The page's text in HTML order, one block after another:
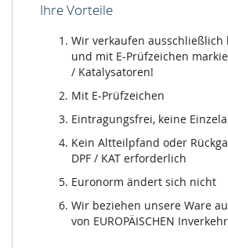
Ihre Vorteile
Wir verkaufen ausschließlich
und mit E-Prüfzeichen
/ Katalysatoren!
Mit E-Prüfzeichen
Eintragungsfrei, keine
Kein Altteilpfand oder
DPF / KAT erforderlich
Euronorm ändert sich nicht
Wir beziehen unsere Ware
von EUROPÄISCHEN